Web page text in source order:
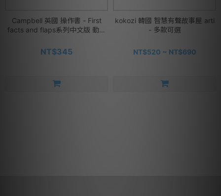
Campbell 英國 操作書 - First
facts and flaps系列中文版 動手
NT$345
kokozi 韓國 智慧有聲故事屋 arti
- 多款可選
NT$520 ~ NT$690